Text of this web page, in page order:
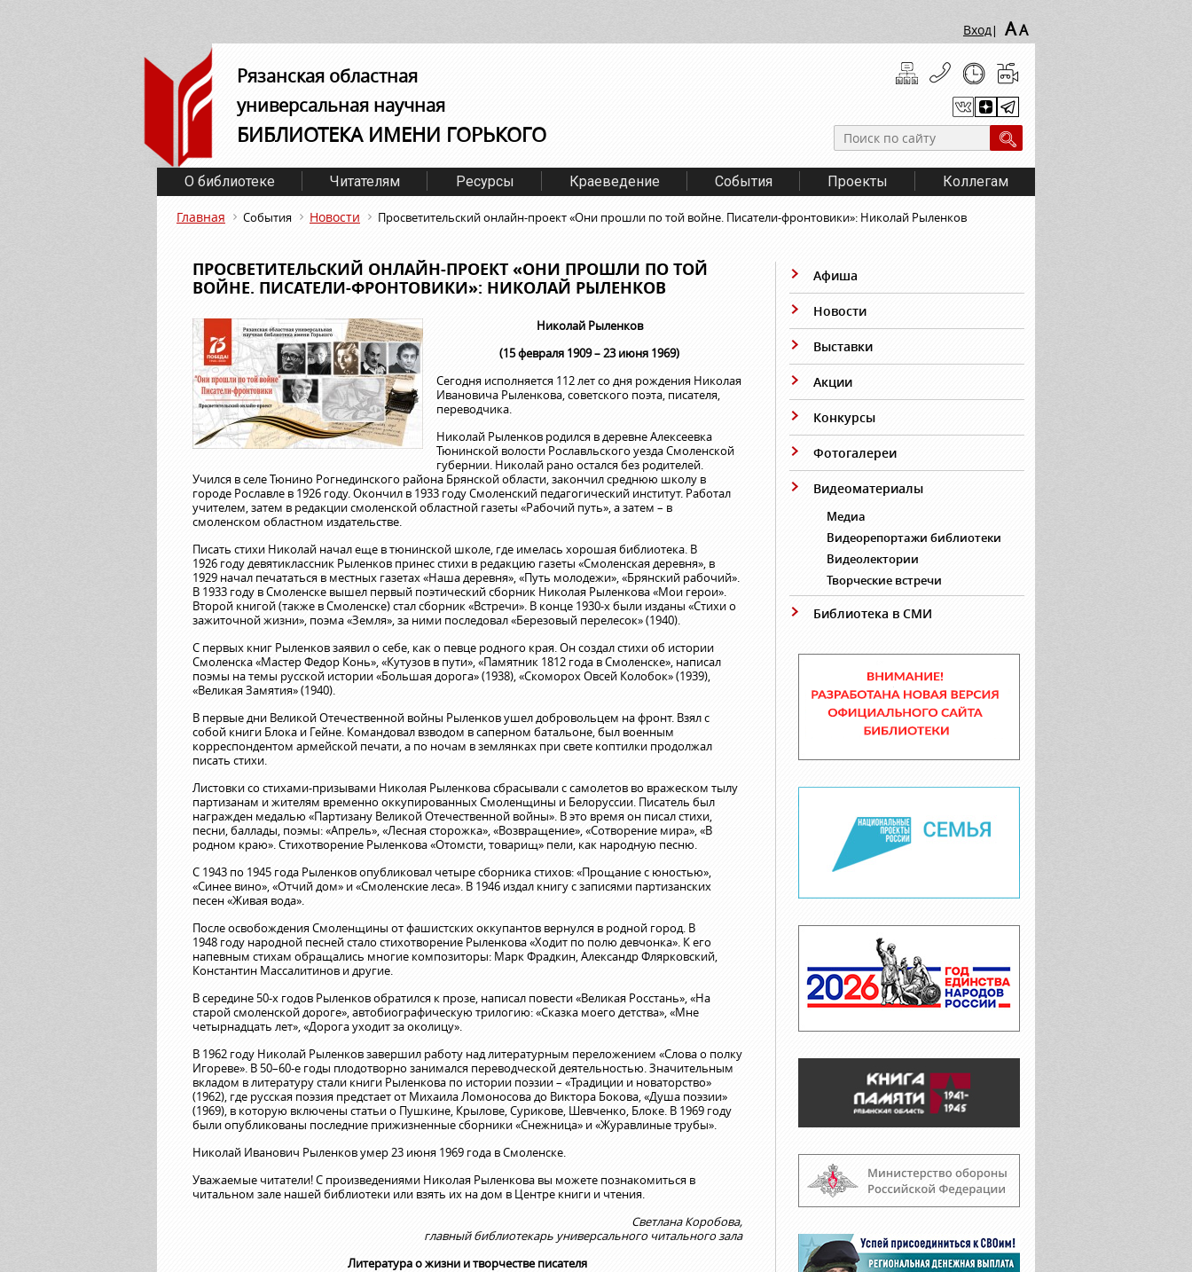
Вход| AA
Рязанская областная
универсальная научная
БИБЛИОТЕКА ИМЕНИ ГОРЬКОГО
О библиотеке Читателям Ресурсы Краеведение События Проекты Коллегам
Главная События Новости Просветительский онлайн-проект «Они прошли по той войне. Писатели-фронтовики»: Николай Рыленков
ПРОСВЕТИТЕЛЬСКИЙ ОНЛАЙН-ПРОЕКТ «ОНИ ПРОШЛИ ПО ТОЙ
ВОЙНЕ. ПИСАТЕЛИ-ФРОНТОВИКИ»: НИКОЛАЙ РЫЛЕНКОВ
Николай Рыленков
(15 февраля 1909 – 23 июня 1969)
Сегодня исполняется 112 лет со дня рождения Николая
Ивановича Рыленкова, советского поэта, писателя,
переводчика.
Николай Рыленков родился в деревне Алексеевка
Тюнинской волости Рославльского уезда Смоленской
губернии. Николай рано остался без родителей.
Учился в селе Тюнино Рогнединского района Брянской области, закончил среднюю школу в
городе Рославле в 1926 году. Окончил в 1933 году Смоленский педагогический институт. Работал
учителем, затем в редакции смоленской областной газеты «Рабочий путь», а затем – в
смоленском областном издательстве.
Писать стихи Николай начал еще в тюнинской школе, где имелась хорошая библиотека. В
1926 году девятиклассник Рыленков принес стихи в редакцию газеты «Смоленская деревня», в
1929 начал печататься в местных газетах «Наша деревня», «Путь молодежи», «Брянский рабочий».
В 1933 году в Смоленске вышел первый поэтический сборник Николая Рыленкова «Мои герои».
Второй книгой (также в Смоленске) стал сборник «Встречи». В конце 1930-х были изданы «Стихи о
зажиточной жизни», поэма «Земля», за ними последовал «Березовый перелесок» (1940).
С первых книг Рыленков заявил о себе, как о певце родного края. Он создал стихи об истории
Смоленска «Мастер Федор Конь», «Кутузов в пути», «Памятник 1812 года в Смоленске», написал
поэмы на темы русской истории «Большая дорога» (1938), «Скоморох Овсей Колобок» (1939),
«Великая Замятия» (1940).
В первые дни Великой Отечественной войны Рыленков ушел добровольцем на фронт. Взял с
собой книги Блока и Гейне. Командовал взводом в саперном батальоне, был военным
корреспондентом армейской печати, а по ночам в землянках при свете коптилки продолжал
писать стихи.
Листовки со стихами-призывами Николая Рыленкова сбрасывали с самолетов во вражеском тылу
партизанам и жителям временно оккупированных Смоленщины и Белоруссии. Писатель был
награжден медалью «Партизану Великой Отечественной войны». В это время он писал стихи,
песни, баллады, поэмы: «Апрель», «Лесная сторожка», «Возвращение», «Сотворение мира», «В
родном краю». Стихотворение Рыленкова «Отомсти, товарищ» пели, как народную песню.
С 1943 по 1945 года Рыленков опубликовал четыре сборника стихов: «Прощание с юностью»,
«Синее вино», «Отчий дом» и «Смоленские леса». В 1946 издал книгу с записями партизанских
песен «Живая вода».
После освобождения Смоленщины от фашистских оккупантов вернулся в родной город. В
1948 году народной песней стало стихотворение Рыленкова «Ходит по полю девчонка». К его
напевным стихам обращались многие композиторы: Марк Фрадкин, Александр Флярковский,
Константин Массалитинов и другие.
В середине 50-х годов Рыленков обратился к прозе, написал повести «Великая Росстань», «На
старой смоленской дороге», автобиографическую трилогию: «Сказка моего детства», «Мне
четырнадцать лет», «Дорога уходит за околицу».
В 1962 году Николай Рыленков завершил работу над литературным переложением «Слова о полку
Игореве». В 50–60-е годы плодотворно занимался переводческой деятельностью. Значительным
вкладом в литературу стали книги Рыленкова по истории поэзии – «Традиции и новаторство»
(1962), где русская поэзия предстает от Михаила Ломоносова до Виктора Бокова, «Душа поэзии»
(1969), в которую включены статьи о Пушкине, Крылове, Сурикове, Шевченко, Блоке. В 1969 году
были опубликованы последние прижизненные сборники «Снежница» и «Журавлиные трубы».
Николай Иванович Рыленков умер 23 июня 1969 года в Смоленске.
Уважаемые читатели! С произведениями Николая Рыленкова вы можете познакомиться в
читальном зале нашей библиотеки или взять их на дом в Центре книги и чтения.
Светлана Коробова,
главный библиотекарь универсального читального зала
Литература о жизни и творчестве писателя
Афиша
Новости
Выставки
Акции
Конкурсы
Фотогалереи
Видеоматериалы
Медиа
Видеорепортажи библиотеки
Видеолектории
Творческие встречи
Библиотека в СМИ